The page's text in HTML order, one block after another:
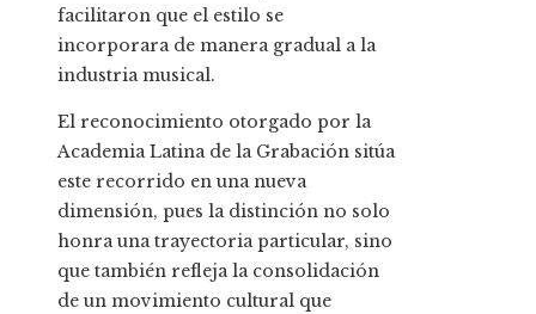
facilitaron que el estilo se
incorporara de manera gradual a la
industria musical.
El reconocimiento otorgado por la
Academia Latina de la Grabación sitúa
este recorrido en una nueva
dimensión, pues la distinción no solo
honra una trayectoria particular, sino
que también refleja la consolidación
de un movimiento cultural que